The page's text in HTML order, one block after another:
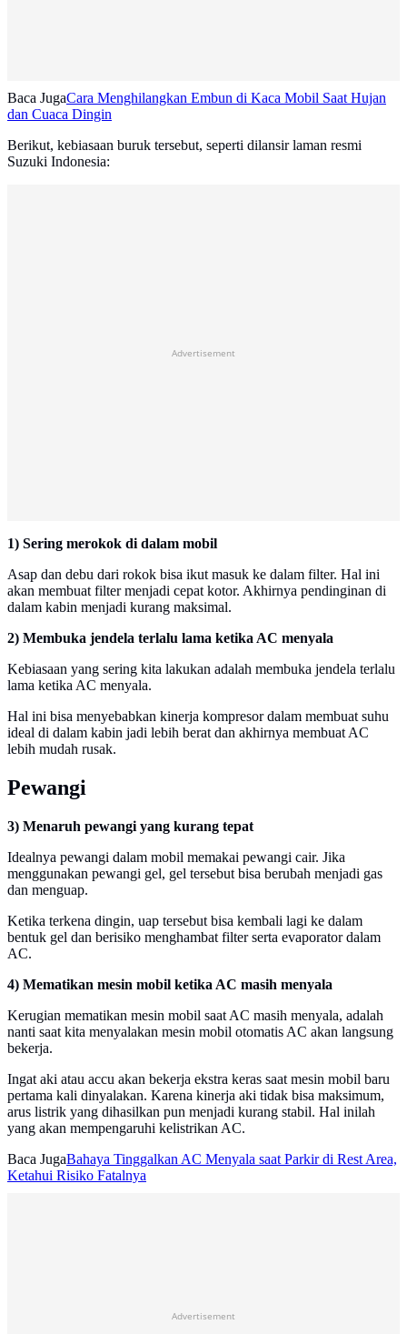
Baca JugaCara Menghilangkan Embun di Kaca Mobil Saat Hujan
dan Cuaca Dingin
Berikut, kebiasaan buruk tersebut, seperti dilansir laman resmi
Suzuki Indonesia:
Advertisement
1) Sering merokok di dalam mobil
Asap dan debu dari rokok bisa ikut masuk ke dalam filter. Hal ini
akan membuat filter menjadi cepat kotor. Akhirnya pendinginan di
dalam kabin menjadi kurang maksimal.
2) Membuka jendela terlalu lama ketika AC menyala
Kebiasaan yang sering kita lakukan adalah membuka jendela terlalu
lama ketika AC menyala.
Hal ini bisa menyebabkan kinerja kompresor dalam membuat suhu
ideal di dalam kabin jadi lebih berat dan akhirnya membuat AC
lebih mudah rusak.
Pewangi
3) Menaruh pewangi yang kurang tepat
Idealnya pewangi dalam mobil memakai pewangi cair. Jika
menggunakan pewangi gel, gel tersebut bisa berubah menjadi gas
dan menguap.
Ketika terkena dingin, uap tersebut bisa kembali lagi ke dalam
bentuk gel dan berisiko menghambat filter serta evaporator dalam
AC.
4) Mematikan mesin mobil ketika AC masih menyala
Kerugian mematikan mesin mobil saat AC masih menyala, adalah
nanti saat kita menyalakan mesin mobil otomatis AC akan langsung
bekerja.
Ingat aki atau accu akan bekerja ekstra keras saat mesin mobil baru
pertama kali dinyalakan. Karena kinerja aki tidak bisa maksimum,
arus listrik yang dihasilkan pun menjadi kurang stabil. Hal inilah
yang akan mempengaruhi kelistrikan AC.
Baca JugaBahaya Tinggalkan AC Menyala saat Parkir di Rest Area,
Ketahui Risiko Fatalnya
Advertisement